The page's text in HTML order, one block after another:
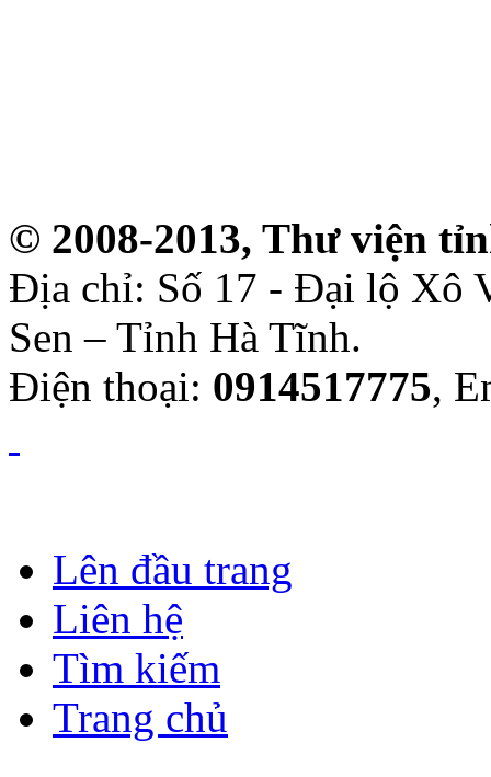
© 2008-2013, Thư viện
Địa chỉ: Số 17 - Đại lộ Xô
Sen – Tỉnh Hà Tĩnh.
Điện thoại: 0914517775,
Lên đầu trang
Liên hệ
Tìm kiếm
Trang chủ